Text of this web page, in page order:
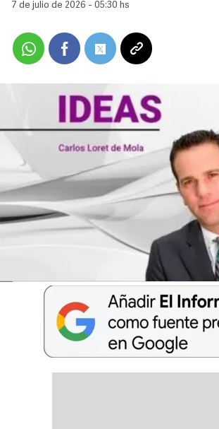
7 de julio de 2026 - 05:30 hs